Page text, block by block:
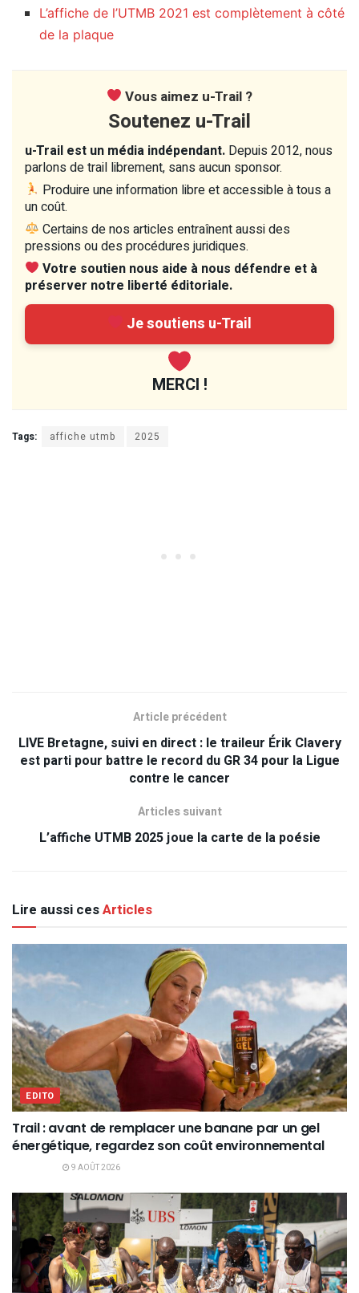
L’affiche de l’UTMB 2021 est complètement à côté
de la plaque
Vous aimez u-Trail ?
Soutenez u-Trail
u-Trail est un média indépendant. Depuis 2012, nous
parlons de trail librement, sans aucun sponsor.
Produire une information libre et accessible à tous a
un coût.
Certains de nos articles entraînent aussi des
pressions ou des procédures juridiques.
Votre soutien nous aide à nous défendre et à
préserver notre liberté éditoriale.
Je soutiens u-Trail
MERCI !
Tags: affiche utmb 2025
Article précédent
LIVE Bretagne, suivi en direct : le traileur Érik Clavery
est parti pour battre le record du GR 34 pour la Ligue
contre le cancer
Articles suivant
L’affiche UTMB 2025 joue la carte de la poésie
Lire aussi cesArticles
EDITO
Trail : avant de remplacer une banane par un gel
énergétique, regardez son coût environnemental
9 AOÛT 2026